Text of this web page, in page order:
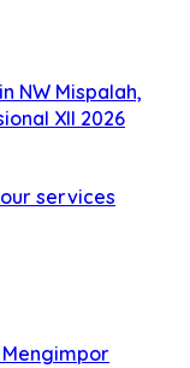
NW Mispalah,
XII 2026
services
Mengimpor